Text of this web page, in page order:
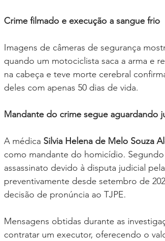
Crime filmado e execução a sangue frio
Imagens de câmeras de segurança
quando um motociclista saca a arma e
na cabeça e teve morte cerebral
deles com apenas 50 dias de vida.
Mandante do crime segue aguardando
A médica Silvia Helena de Melo Souza
como mandante do homicídio.
assassinato devido à disputa judicial
preventivamente desde setembro de
decisão de pronúncia ao TJPE.
Mensagens obtidas durante as
contratar um executor, oferecendo o